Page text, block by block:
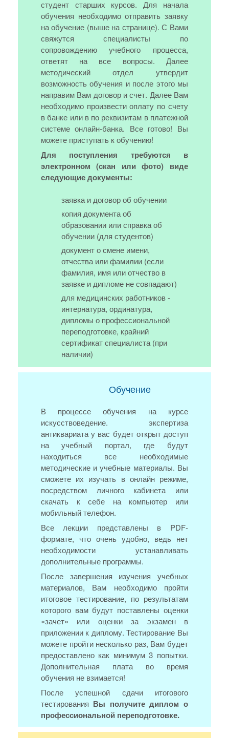
студент старших курсов. Для начала
обучения необходимо отправить заявку
на обучение (выше на странице). С Вами
свяжутся специалисты по
сопровождению учебного процесса,
ответят на все вопросы. Далее
методический отдел утвердит
возможность обучения и после этого мы
направим Вам договор и счет. Далее Вам
необходимо произвести оплату по счету
в банке или в по реквизитам в платежной
системе онлайн-банка. Все готово! Вы
можете приступать к обучению!
Для поступления требуются в
электронном (скан или фото) виде
следующие документы:
заявка и договор об обучении
копия документа об
образовании или справка об
обучении (для студентов)
документ о смене имени,
отчества или фамилии (если
фамилия, имя или отчество в
заявке и дипломе не совпадают)
для медицинских работников -
интернатура, ординатура,
дипломы о профессиональной
переподготовке, крайний
сертификат специалиста (при
наличии)
Обучение
В процессе обучения на курсе
искусствоведение. экспертиза
антиквариата у вас будет открыт доступ
на учебный портал, где будут
находиться все необходимые
методические и учебные материалы. Вы
сможете их изучать в онлайн режиме,
посредством личного кабинета или
скачать к себе на компьютер или
мобильный телефон.
Все лекции представлены в PDF-
формате, что очень удобно, ведь нет
необходимости устанавливать
дополнительные программы.
После завершения изучения учебных
материалов, Вам необходимо пройти
итоговое тестирование, по результатам
которого вам будут поставлены оценки
«зачет» или оценки за экзамен в
приложении к диплому. Тестирование Вы
можете пройти несколько раз, Вам будет
предоставлено как минимум 3 попытки.
Дополнительная плата во время
обучения не взимается!
После успешной сдачи итогового
тестирования Вы получите диплом о
профессиональной переподготовке.